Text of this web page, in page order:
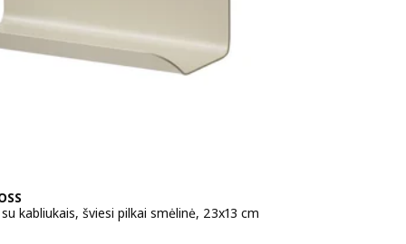
kabliukais, šviesi pilkai smėlinė, 23x13 cm